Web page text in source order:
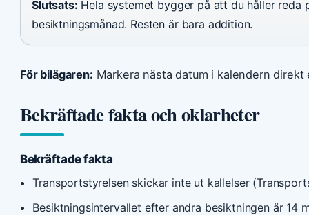
Slutsats: Hela systemet bygger på att du håller reda
besiktningsmånad. Resten är bara addition.
För bilägaren: Markera nästa datum i kalendern
Bekräftade fakta och oklarheter
Bekräftade fakta
Transportstyrelsen skickar inte ut kallelser
Besiktningsintervallet efter andra besiktningen är 14